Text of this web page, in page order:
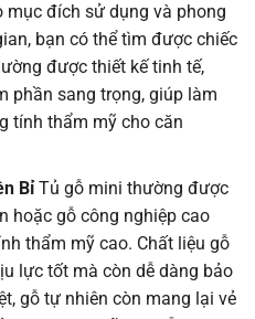
mục đích sử dụng và phong
bạn có thể tìm được chiếc
được thiết kế tinh tế,
phần sang trọng, giúp làm
tính thẩm mỹ cho căn
BỉTủ gỗ mini thường được
hoặc gỗ công nghiệp cao
thẩm mỹ cao. Chất liệu gỗ
lực tốt mà còn dễ dàng bảo
gỗ tự nhiên còn mang lại vẻ